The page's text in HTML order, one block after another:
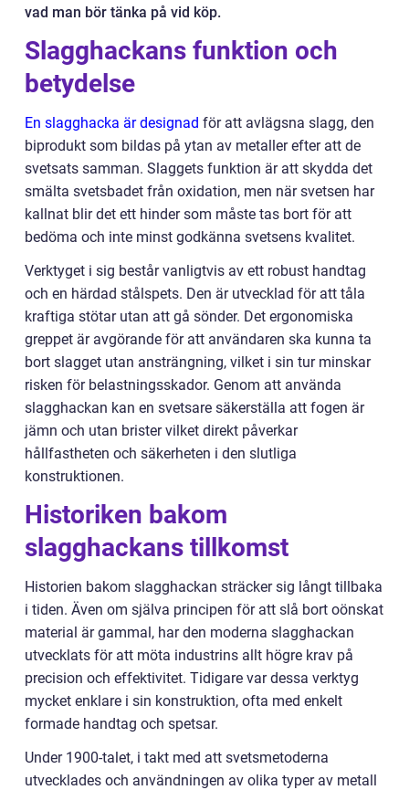
vad man bör tänka på vid köp.
Slagghackans funktion och
betydelse
En slagghacka är designad för att avlägsna slagg, den
biprodukt som bildas på ytan av metaller efter att de
svetsats samman. Slaggets funktion är att skydda det
smälta svetsbadet från oxidation, men när svetsen har
kallnat blir det ett hinder som måste tas bort för att
bedöma och inte minst godkänna svetsens kvalitet.
Verktyget i sig består vanligtvis av ett robust handtag
och en härdad stålspets. Den är utvecklad för att tåla
kraftiga stötar utan att gå sönder. Det ergonomiska
greppet är avgörande för att användaren ska kunna ta
bort slagget utan ansträngning, vilket i sin tur minskar
risken för belastningsskador. Genom att använda
slagghackan kan en svetsare säkerställa att fogen är
jämn och utan brister vilket direkt påverkar
hållfastheten och säkerheten i den slutliga
konstruktionen.
Historiken bakom
slagghackans tillkomst
Historien bakom slagghackan sträcker sig långt tillbaka
i tiden. Även om själva principen för att slå bort oönskat
material är gammal, har den moderna slagghackan
utvecklats för att möta industrins allt högre krav på
precision och effektivitet. Tidigare var dessa verktyg
mycket enklare i sin konstruktion, ofta med enkelt
formade handtag och spetsar.
Under 1900-talet, i takt med att svetsmetoderna
utvecklades och användningen av olika typer av metall